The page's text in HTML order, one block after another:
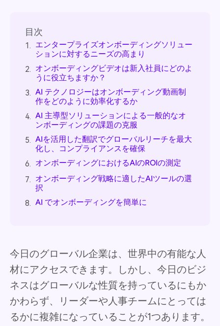
目次
1. エンタープライズオンボーディングソリュー
ションに対するニーズの高まり
2. オンボーディングビデオは新入社員にどのよ
うに役立ちますか？
3. AI テクノロジーはオンボーディング動画制
作をどのように効率化するか
4. AI 主導型ソリューションによる一般的なオ
ンボーディングの課題の克服
5. AIを活用した翻訳でグローバルリーチを最大
化し、コンプライアンスを確保
6. オンボーディングにおけるAIのROIの測定
7. オンボーディング戦略に適したAIツールの選
択
8. AI でオンボーディングを簡単に
今日のグローバル企業は、世界中の有能な人
材にアクセスできます。しかし、今日のビジ
ネスはグローバルな性質を持っているにもか
かわらず、リーダーや人事チームにとっては
るかに複雑になっていることが1つあります。